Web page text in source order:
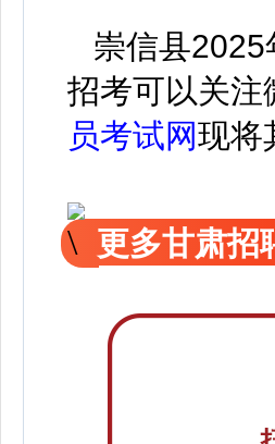
崇信县2025
招考可以关注
员考试网现将
更多甘肃招